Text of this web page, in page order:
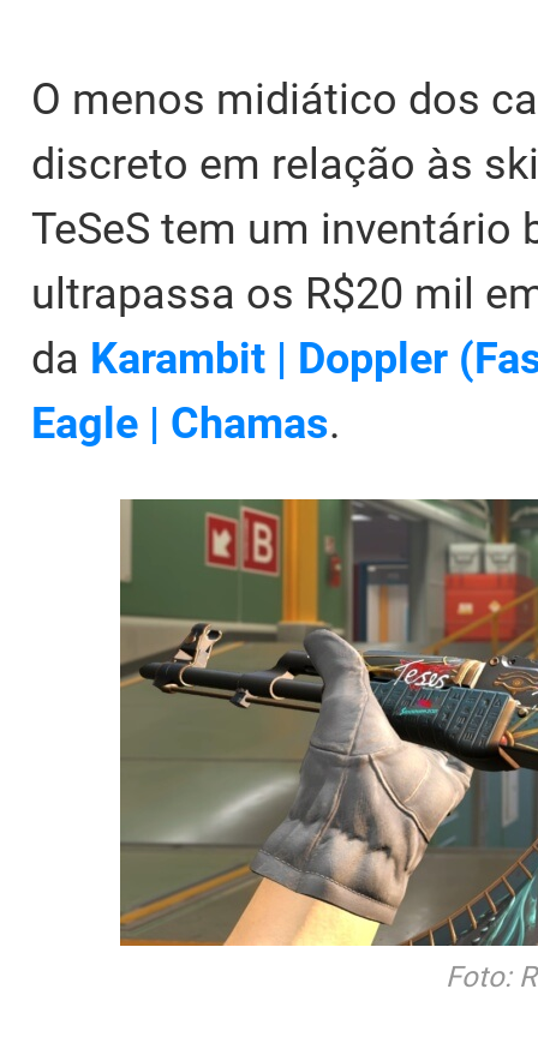
O menos midiático dos
discreto em relação às
TeSeS tem um
ultrapassa os R$20 mil
da Karambit | Doppler
Eagle | Chamas.
Foto: